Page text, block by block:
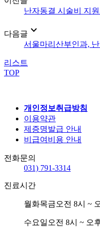
난자동결 시술비 지
다음글 expand_more
서울마리산부인과,
리스트
TOP
개인정보취급방침
이용약관
제증명발급 안내
비급여비용 안내
전화문의
031) 791-3314
진료시간
월화목금오전 8시 ~
수요일 오전 8시 ~ 오